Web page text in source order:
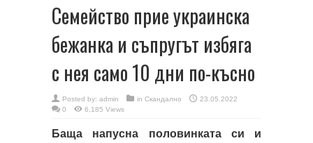
Семейство прие украинска
бежанка и съпругът избяга
с нея само 10 дни по-късно
Posted by: admin in Скандално
23.05.2022
0
6,185 Views
Баща напусна половинката си и